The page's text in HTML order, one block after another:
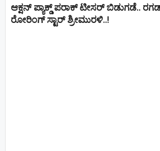
ಆಕ್ಷನ್ ಪ್ಯಾಕ್ಡ್ ಪರಾಕ್ ಟೀಸರ್ ಬಿಡುಗಡೆ..
ರೋರಿಂಗ್ ಸ್ಟಾರ್ ಶ್ರೀಮುರಳಿ..!